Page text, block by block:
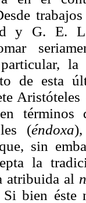
y G. E.
la
de esta
(éndoxa
sin
la
atribuida al
bien éste